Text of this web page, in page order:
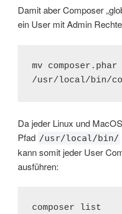
Damit aber Composer
ein User mit Admin
mv composer.phar
/usr/local/bin/
Da jeder Linux und
Pfad /usr/local/bin/
kann somit jeder User
ausführen:
composer list